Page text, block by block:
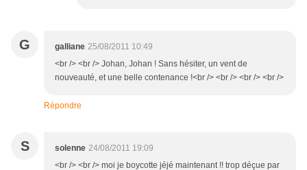
G galliane 25/08/2011 10:49
<br /> <br /> Johan, Johan ! Sans hésiter, un vent de
nouveauté, et une belle contenance !<br /> <br /> <br /> <br />
Répondre
S solenne 24/08/2011 19:09
<br /> <br /> moi je boycotte jéjé maintenant !! trop déçue par